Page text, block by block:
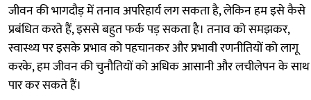
जीवन की भागदौड़ में तनाव अपरिहार्य लग सकता है, लेकिन हम इसे कैसे
प्रबंधित करते हैं, इससे बहुत फर्क पड़ सकता है। तनाव को समझकर,
स्वास्थ्य पर इसके प्रभाव को पहचानकर और प्रभावी रणनीतियों को लागू
करके, हम जीवन की चुनौतियों को अधिक आसानी और लचीलेपन के साथ
पार कर सकते हैं।